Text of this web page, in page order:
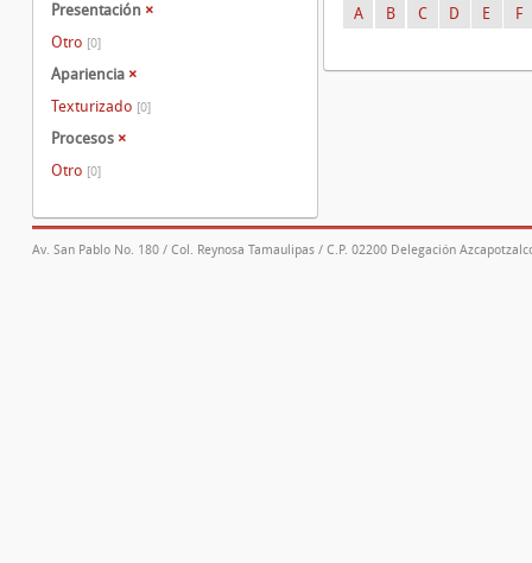
A B C D E F
Presentación ×
Otro [0]
Apariencia ×
Texturizado [0]
Procesos ×
Otro [0]
Av. San Pablo No. 180 / Col. Reynosa Tamaulipas / C.P. 02200 Delegación